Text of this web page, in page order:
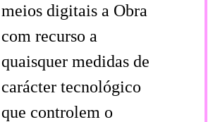
meios digitais a Obra
com recurso a
quaisquer medidas de
carácter tecnológico
que controlem o